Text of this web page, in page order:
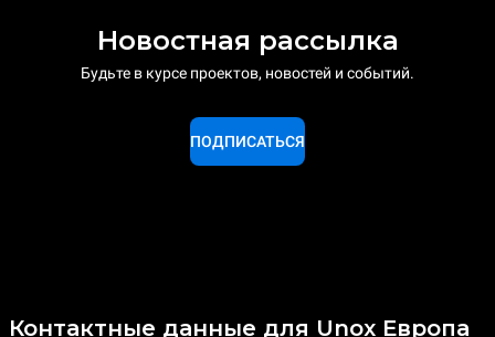
Новостная рассылка
Будьте в курсе проектов, новостей и событий.
ПОДПИСАТЬСЯ
Контактные данные для Unox Европа